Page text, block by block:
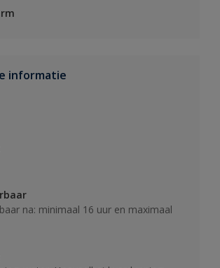
informatie
na: minimaal 16 uur en maximaal